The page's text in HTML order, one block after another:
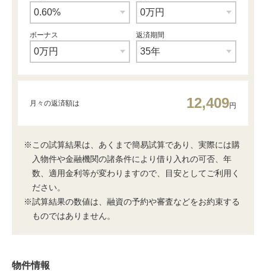
ボーナス 返済期間
月々の返済額は 12,409円
※この試算結果は、あくまで簡易試算であり、実際には購
入物件や金融機関の諸条件により借り入れの可否、年
数、適用金利等が変わりますので、目安としてご利用く
ださい。
※試算結果の数値は、融資の予約や審査などをお約束する
ものではありません。
物件情報